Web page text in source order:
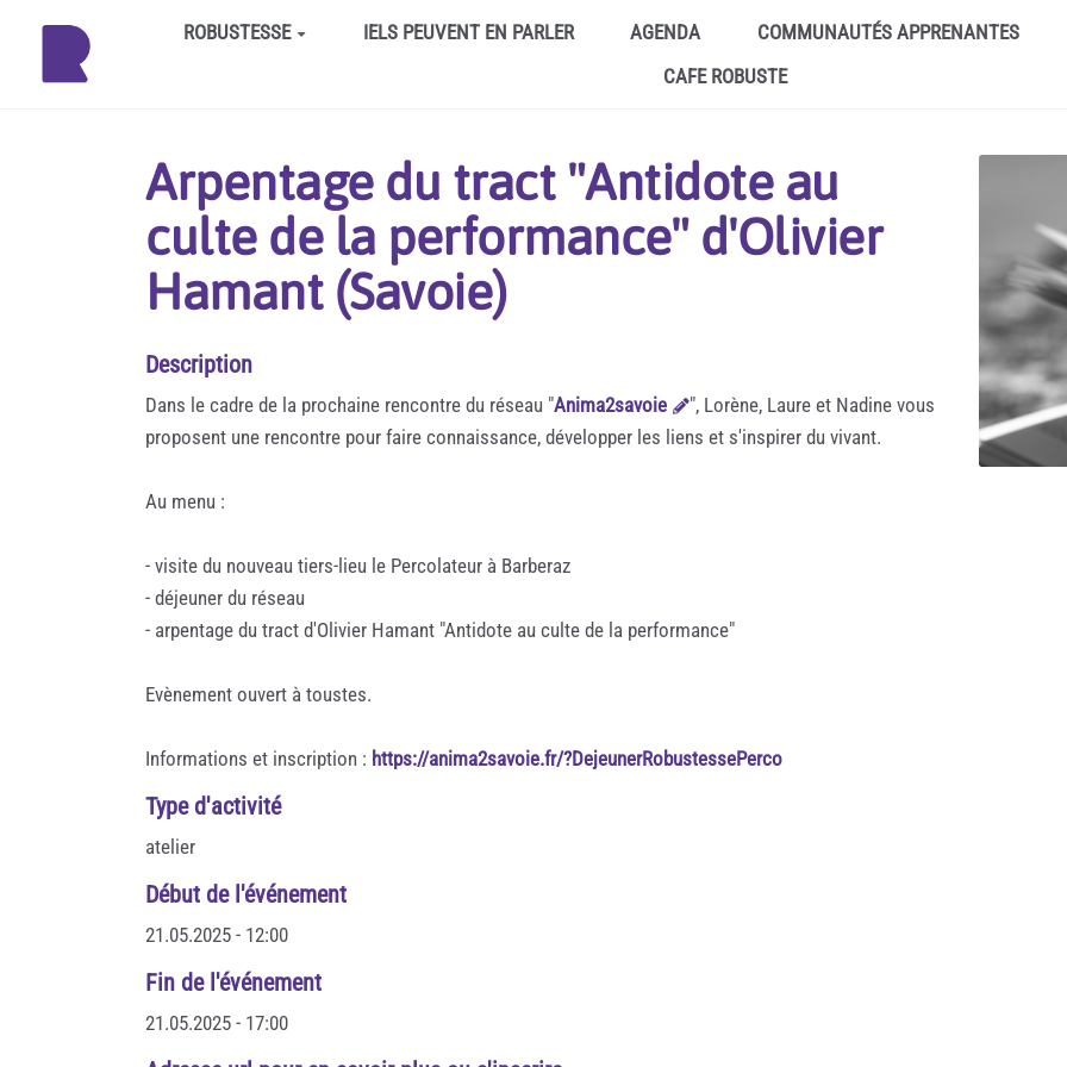
Aller au contenu principalROBUSTESSE IELS PEUVENT EN PARLER AGENDA
COMMUNAUTÉS APPRENANTES
CAFE ROBUSTE
Arpentage du tract "Antidote au
culte de la performance" d'Olivier
Hamant (Savoie)
Description
Dans le cadre de la prochaine rencontre du réseau "Anima2savoie
", Lorène, Laure et Nadine vous
proposent une rencontre pour faire connaissance, développer les liens et s'inspirer du vivant.
Au menu :
- visite du nouveau tiers-lieu le Percolateur à Barberaz
- déjeuner du réseau
- arpentage du tract d'Olivier Hamant "Antidote au culte de la performance"
Evènement ouvert à toustes.
Informations et inscription : https://anima2savoie.fr/?DejeunerRobustessePerco
Type d'activité
atelier
Début de l'événement
21.05.2025 - 12:00
Fin de l'événement
21.05.2025 - 17:00